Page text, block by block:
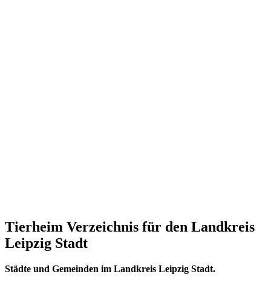
Tierheim Verzeichnis für den Landkreis
Leipzig Stadt
Städte und Gemeinden im Landkreis Leipzig Stadt.